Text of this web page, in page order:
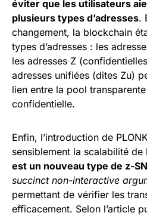
éviter que les utilisateurs
plusieurs types d’adresses.
changement, la blockchain
types d’adresses : les
les adresses Z
adresses unifiées (dites Zu)
lien entre la pool
confidentielle.
Enfin, l’introduction de
sensiblement la scalabilité
est un nouveau type de z-
succinct non-interactive
permettant de vérifier les
efficacement. Selon l’article